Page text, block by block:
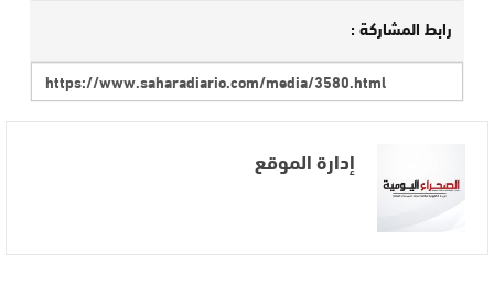
رابط المشاركة :
إدارة الموقع